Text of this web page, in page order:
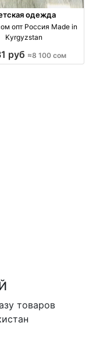
одежда
Made in
Kyrgyzstan
руб ≈8 100 сом
товаров